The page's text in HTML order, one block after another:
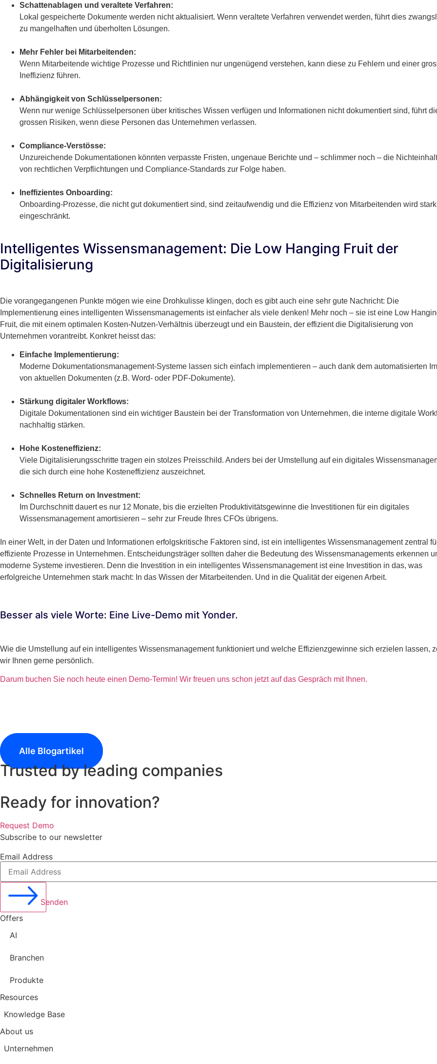
Schattenablagen und veraltete Verfahren:
Lokal gespeicherte Dokumente werden nicht aktualisiert. Wenn veraltete Verfahren verwendet werden, führt dies
zu mangelhaften und überholten Lösungen.
Mehr Fehler bei Mitarbeitenden:
Wenn Mitarbeitende wichtige Prozesse und Richtlinien nur ungenügend verstehen, kann diese zu Fehlern und einer
Ineffizienz führen.
Abhängigkeit von Schlüsselpersonen:
Wenn nur wenige Schlüsselpersonen über kritisches Wissen verfügen und Informationen nicht dokumentiert sind, führt
grossen Risiken, wenn diese Personen das Unternehmen verlassen.
Compliance-Verstösse:
Unzureichende Dokumentationen könnten verpasste Fristen, ungenaue Berichte und – schlimmer noch – die
von rechtlichen Verpflichtungen und Compliance-Standards zur Folge haben.
Ineffizientes Onboarding:
Onboarding-Prozesse, die nicht gut dokumentiert sind, sind zeitaufwendig und die Effizienz von Mitarbeitenden wird stark
eingeschränkt.
Intelligentes Wissensmanagement: Die Low Hanging Fruit der
Digitalisierung
Die vorangegangenen Punkte mögen wie eine Drohkulisse klingen, doch es gibt auch eine sehr gute Nachricht: Die
Implementierung eines intelligenten Wissensmanagements ist einfacher als viele denken! Mehr noch – sie ist eine Low
Fruit, die mit einem optimalen Kosten-Nutzen-Verhältnis überzeugt und ein Baustein, der effizient die Digitalisierung von
Unternehmen vorantreibt. Konkret heisst das:
Einfache Implementierung:
Moderne Dokumentationsmanagement-Systeme lassen sich einfach implementieren – auch dank dem automatisierten
von aktuellen Dokumenten (z.B. Word- oder PDF-Dokumente).
Stärkung digitaler Workflows:
Digitale Dokumentationen sind ein wichtiger Baustein bei der Transformation von Unternehmen, die interne digitale
nachhaltig stärken.
Hohe Kosteneffizienz:
Viele Digitalisierungsschritte tragen ein stolzes Preisschild. Anders bei der Umstellung auf ein digitales
die sich durch eine hohe Kosteneffizienz auszeichnet.
Schnelles Return on Investment:
Im Durchschnitt dauert es nur 12 Monate, bis die erzielten Produktivitätsgewinne die Investitionen für ein digitales
Wissensmanagement amortisieren – sehr zur Freude Ihres CFOs übrigens.
In einer Welt, in der Daten und Informationen erfolgskritische Faktoren sind, ist ein intelligentes Wissensmanagement zentral
effiziente Prozesse in Unternehmen. Entscheidungsträger sollten daher die Bedeutung des Wissensmanagements erkennen
moderne Systeme investieren. Denn die Investition in ein intelligentes Wissensmanagement ist eine Investition in das, was
erfolgreiche Unternehmen stark macht: In das Wissen der Mitarbeitenden. Und in die Qualität der eigenen Arbeit.
Besser als viele Worte: Eine Live-Demo mit Yonder.
Wie die Umstellung auf ein intelligentes Wissensmanagement funktioniert und welche Effizienzgewinne sich erzielen lassen,
wir Ihnen gerne persönlich.
Darum buchen Sie noch heute einen Demo-Termin! Wir freuen uns schon jetzt auf das Gespräch mit Ihnen.
Alle Blogartikel
Trusted by leading companies
Ready for innovation?
Request Demo
Subscribe to our newsletter
Email Address
Senden
Offers
AI
Branchen
Produkte
Resources
Knowledge Base
About us
Unternehmen